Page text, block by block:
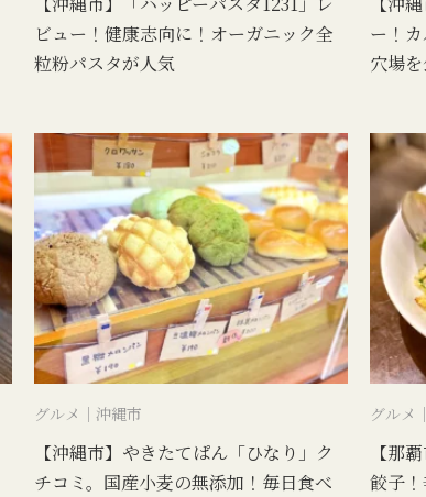
ビュー！健康志向に！オーガニック全
粒粉パスタが人気
ー！
穴場
グルメ｜沖縄市
【沖縄市】やきたてぱん「ひなり」ク
チコミ。国産小麦の無添加！毎日食べ
グルメ
【那
餃子